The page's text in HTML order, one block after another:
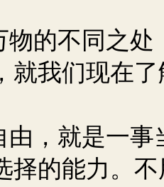
物的不同之
就我们现在
由，就是一
择的能力。